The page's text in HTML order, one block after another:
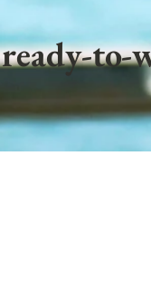
ready-to-